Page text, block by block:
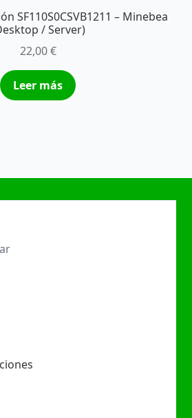
SF110S0CSVB1211 – Minebea
/ Server)
22,00€
Leer más